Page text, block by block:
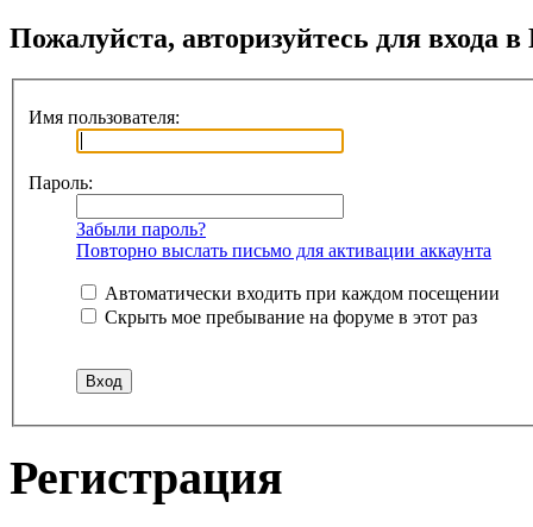
Пожалуйста, авторизуйтесь для входа
Имя пользователя:
Пароль:
Забыли пароль?
Повторно выслать письмо для активации аккаунта
Автоматически входить при каждом посещении
Скрыть мое пребывание на форуме в этот раз
Регистрация